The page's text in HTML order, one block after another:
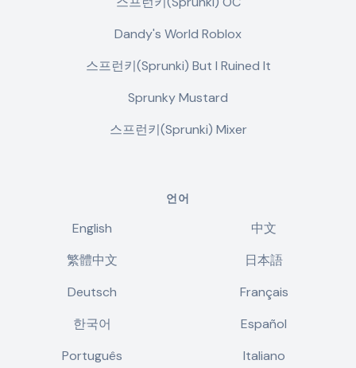
Dandy's World Roblox
스프런키(Sprunki) But I Ruined It
Sprunky Mustard
스프런키(Sprunki) Mixer
언어
English
中文
繁體中文
日本語
Deutsch
Français
한국어
Español
Português
Italiano